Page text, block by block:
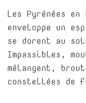
Les Pyrénées
enveloppe un
se dorent au
Impassibles,
mélangent,
constellées de